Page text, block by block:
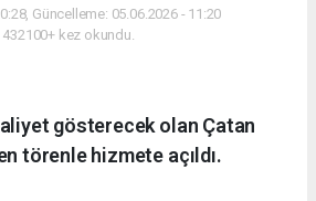
Güncelleme: 05.06.2026 - 11:20
432100+ kez okundu.
gösterecek olan Çatan
törenle hizmete açıldı.